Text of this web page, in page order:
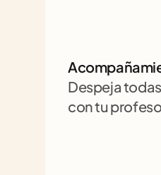
Despeja
con tu